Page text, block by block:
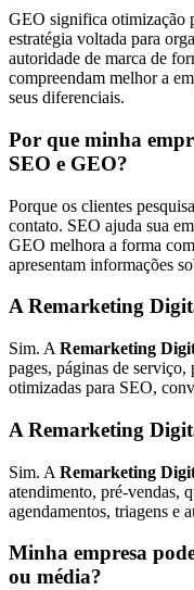
GEO significa otimização
estratégia voltada para
autoridade de marca de
compreendam melhor a
seus diferenciais.
Por que minha
SEO e GEO?
Porque os clientes
contato. SEO ajuda sua
GEO melhora a forma
apresentam informações
A Remarketing
Sim. A Remarketing
pages, páginas de
otimizadas para SEO,
A Remarketing
Sim. A Remarketing
atendimento, pré-vendas,
agendamentos, triagens e
Minha empresa
ou média?